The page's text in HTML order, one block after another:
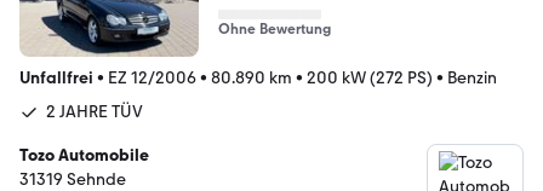
Ohne Bewertung
Unfallfrei • EZ 12/2006• 80.890 km • 200 kW (272 PS) • Benzin
2 JAHRE TÜV
Tozo Automobile
31319 Sehnde